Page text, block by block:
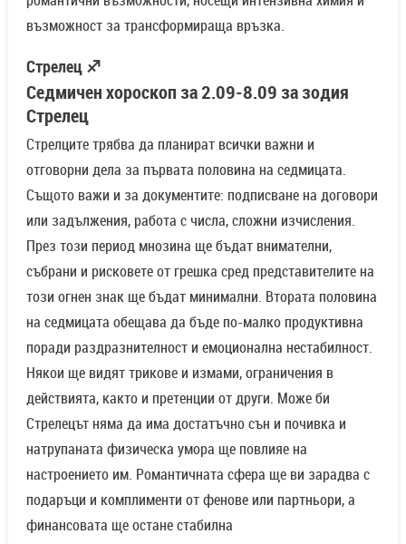
възможност за трансформираща връзка.
Стрелец ♐
Седмичен хороскоп за 2.09-8.09 за зодия
Стрелец
Стрелците трябва да планират всички важни и
отговорни дела за първата половина на седмицата.
Същото важи и за документите: подписване на договори
или задължения, работа с числа, сложни изчисления.
През този период мнозина ще бъдат внимателни,
събрани и рисковете от грешка сред представителите на
този огнен знак ще бъдат минимални. Втората половина
на седмицата обещава да бъде по-малко продуктивна
поради раздразнителност и емоционална нестабилност.
Някои ще видят трикове и измами, ограничения в
действията, както и претенции от други. Може би
Стрелецът няма да има достатъчно сън и почивка и
натрупаната физическа умора ще повлияе на
настроението им. Романтичната сфера ще ви зарадва с
подаръци и комплименти от фенове или партньори, а
финансовата ще остане стабилна